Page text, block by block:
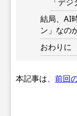
「デ
結局、AI
ン」なの
おわりに
本記事は、前回